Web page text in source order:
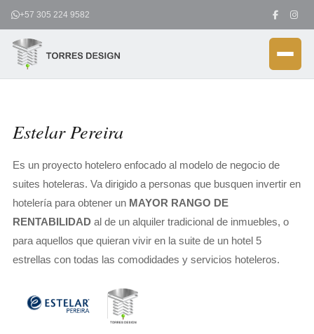
contenido
+57 305 224 9582
Estelar Pereira
Es un proyecto hotelero enfocado al modelo de negocio de
suites hoteleras. Va dirigido a personas que busquen invertir en
hotelería para obtener un MAYOR RANGO DE
RENTABILIDAD al de un alquiler tradicional de inmuebles, o
para aquellos que quieran vivir en la suite de un hotel 5
estrellas con todas las comodidades y servicios hoteleros.